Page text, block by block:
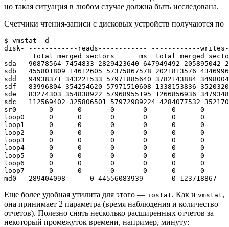
но такая ситуация в любом случае должна быть исследована.
Счетчики чтения-записи с дисковых устройств получаются по
$ vmstat -d
disk- ------------reads------------ ------------
total merged sectors      ms  total merged
sda   90878564 7454833 2829423640 647949492
sdb   455801809 14612605 57375867578 2021813576
sdd   94938371 343221533 57971885640 3782143884
sdf   83996804 354254620 57971510608 1338153836
sde   83274303 354838922 57968955195 1266856936
sdc   112569402 325806501 57972989224 4284077532
sr0        0      0       0       0      0      0
loop0      0      0       0       0      0      0
loop1      0      0       0       0      0      0
loop2      0      0       0       0      0      0
loop3      0      0       0       0      0      0
loop4      0      0       0       0      0      0
loop5      0      0       0       0      0      0
loop6      0      0       0       0      0      0
loop7      0      0       0       0      0      0
Еще более удобная утилита для этого — iostat. Как и vmstat,
она принимает 2 параметра (время наблюдения и количество
отчетов). Полезно снять несколько расширенных отчетов за
некоторый промежуток времени, например, минуту: